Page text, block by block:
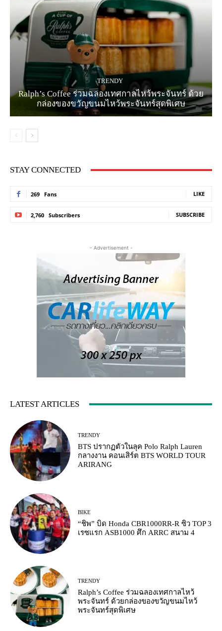
TRENDY
Ralph’s Coffee ร่วมฉลองเทศกาลไหว้พระจันทร์ ด้วย
กล่องของขวัญขนมไหว้พระจันทร์สุดพิเศษ
STAY CONNECTED
269 Fans LIKE
2,760 Subscribers SUBSCRIBE
- Advertisement -
LATEST ARTICLES
TRENDY
BTS ปรากฏตัวในลุค Polo Ralph Lauren
กลางงาน คอนเสิร์ต BTS WORLD TOUR
ARIRANG
BIKE
“ชิพ” บิด Honda CBR1000RR-R ซิว TOP 3
เรซแรก ASB1000 ศึก ARRC สนาม 4
TRENDY
Ralph’s Coffee ร่วมฉลองเทศกาลไหว้
พระจันทร์ ด้วยกล่องของขวัญขนมไหว้
พระจันทร์สุดพิเศษ